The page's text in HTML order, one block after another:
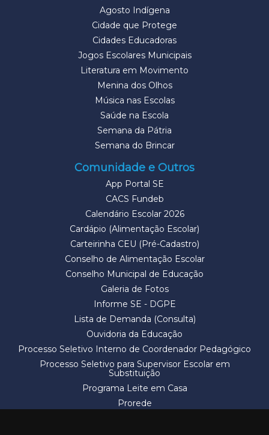
Agosto Indígena
Cidade que Protege
Cidades Educadoras
Jogos Escolares Municipais
Literatura em Movimento
Menina dos Olhos
Música nas Escolas
Saúde na Escola
Semana da Pátria
Semana do Brincar
Comunidade e Outros
App Portal SE
CACS Fundeb
Calendário Escolar 2026
Cardápio (Alimentação Escolar)
Carteirinha CEU (Pré-Cadastro)
Conselho de Alimentação Escolar
Conselho Municipal de Educação
Galeria de Fotos
Informe SE - DGPE
Lista de Demanda (Consulta)
Ouvidoria da Educação
Processo Seletivo Interno de Coordenador Pedagógico
Processo Seletivo para Supervisor Escolar em
Substituição
Programa Leite em Casa
Prorede